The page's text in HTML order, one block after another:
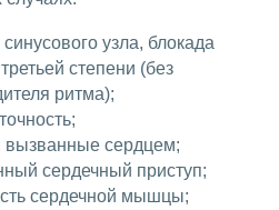
узла, блокада
степени (без
ритма);
вызванные сердцем;
сердечный приступ;
сердечной мышцы;